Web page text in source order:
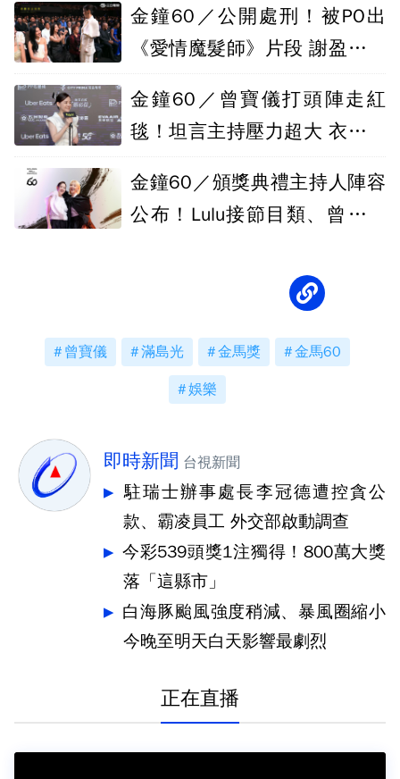
金鐘60／公開處刑！被PO出
《愛情魔髮師》片段 謝盈萱咬
金鐘60／曾寶儀打頭陣走紅
毯！坦言主持壓力超大 衣服藏
金鐘60／頒獎典禮主持人陣容
公布！Lulu接節目類、曾寶儀
曾寶儀 滿島光 金馬獎 金馬60
娛樂
即時新聞 台視新聞
駐瑞士辦事處長李冠德遭控貪公
款、霸凌員工 外交部啟動調查
今彩539頭獎1注獨得！800萬大獎
落「這縣市」
白海豚颱風強度稍減、暴風圈縮小
今晚至明天白天影響最劇烈
正在直播